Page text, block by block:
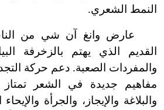
النمط الشعري.
عارض وانغ آن شي من
القديم الذي يهتم بالزخرفة
والمفردات الصعبة. دعم حركة
مفاهيم جديدة في الشعر تمتاز
والبلاغة والإيجاز، والجرأة